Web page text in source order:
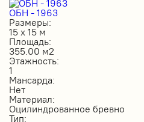
ОБН - 1963
Размеры:
15 х 15 м
Площадь:
355.00 м2
Этажность:
1
Мансарда:
Нет
Материал:
Оцилиндрованное бревно
Тип: